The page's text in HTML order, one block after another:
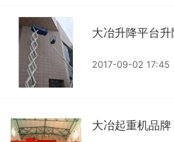
大冶升降平台
2017-09-02 17:45
大冶起重机品牌